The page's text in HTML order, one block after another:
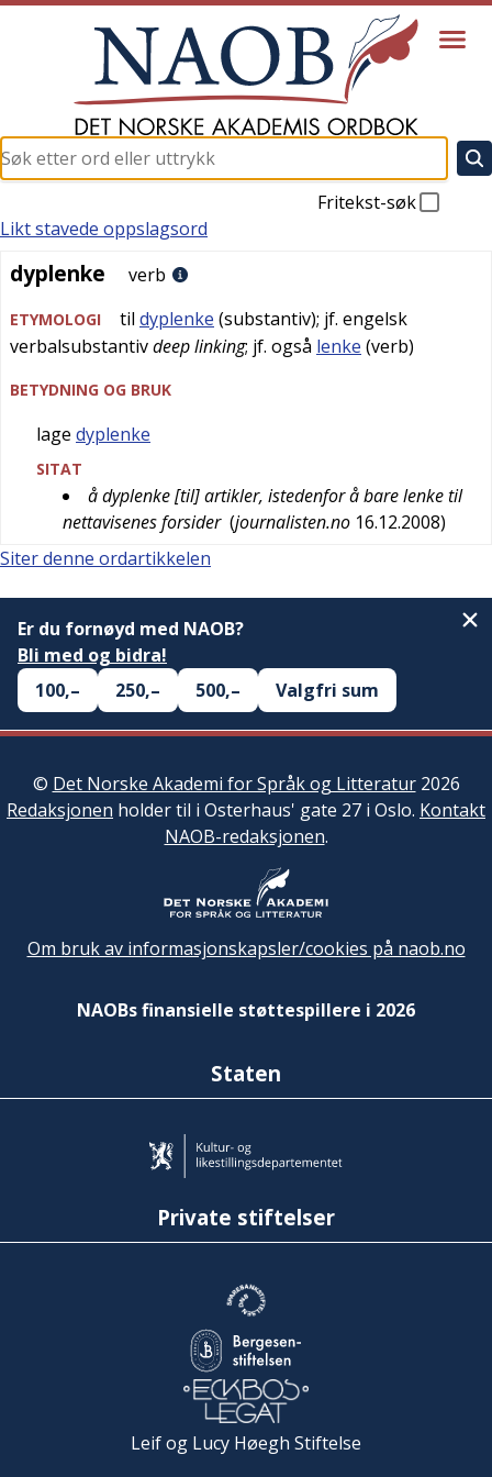
Fritekst-søk
dyplenke
Likt stavede oppslagsord
dyplenke verb
ETYMOLOGI til dyplenke (substantiv); jf. engelsk
verbalsubstantivdeep linking; jf. også lenke (verb)
BETYDNING OG BRUK
lage dyplenke
SITAT
å dyplenke [til] artikler, istedenfor å bare lenke til
nettavisenes forsider (journalisten.no 16.12.2008)
Siter denne ordartikkelen
Er du fornøyd med NAOB?
Bli med og bidra!
100,–
250,– 500,– Valgfri sum
© Det Norske Akademi for Språk og Litteratur2026
Redaksjonen holder til i Osterhaus' gate 27 i Oslo. Kontakt
NAOB-redaksjonen.
Om bruk av informasjonskapsler/cookies på naob.no
NAOBs finansielle støttespillere i 2026
Staten
Private stiftelser
Leif og Lucy Høegh Stiftelse